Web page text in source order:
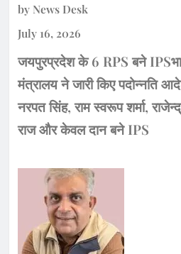
by News Desk
July 16, 2026
जयपुरप्रदेश के 6 RPS बने
मंत्रालय ने जारी किए पदोन्नति
नरपत सिंह, राम स्वरूप शर्मा,
राज और केवल दान बने IPS